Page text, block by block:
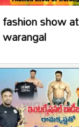
fashion show at
warangal